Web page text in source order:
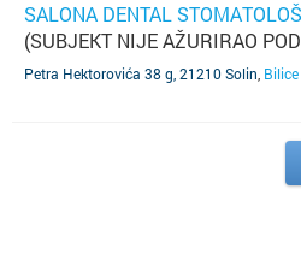
SALONA DENTAL
(SUBJEKT NIJE AŽURIRAO
Petra Hektorovića 38 g, 21210 Solin Bilice